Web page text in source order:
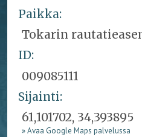
Paikka:
Tokarin
ID:
009085111
Sijainti:
61,101702, 34,393895
» Avaa Google Maps palvelussa